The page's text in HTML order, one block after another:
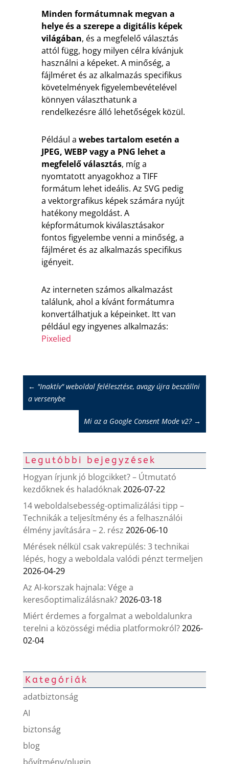
Minden formátumnak megvan a
helye és a szerepe a digitális képek
világában, és a megfelelő választás
attól függ, hogy milyen célra kívánjuk
használni a képeket. A minőség, a
fájlméret és az alkalmazás specifikus
követelmények figyelembevételével
könnyen választhatunk a
rendelkezésre álló lehetőségek közül.
Például a webes tartalom esetén a
JPEG, WEBP vagy a PNG lehet a
megfelelő választás, míg a
nyomtatott anyagokhoz a TIFF
formátum lehet ideális. Az SVG pedig
a vektorgrafikus képek számára nyújt
hatékony megoldást. A
képformátumok kiválasztásakor
fontos figyelembe venni a minőség, a
fájlméret és az alkalmazás specifikus
igényeit.
Az interneten számos alkalmazást
találunk, ahol a kívánt formátumra
konvertálhatjuk a képeinket. Itt van
például egy ingyenes alkalmazás:
Pixelied
← "Inaktív" weboldal felélesztése, avagy újra beszállni
a versenybe
Mi az a Google Consent Mode v2?→
Legutóbbi bejegyzések
Hogyan írjunk jó blogcikket? – Útmutató
kezdőknek és haladóknak2026-07-22
14 weboldalsebesség-optimalizálási tipp –
Technikák a teljesítmény és a felhasználói
élmény javítására – 2. rész 2026-06-10
Mérések nélkül csak vakrepülés: 3 technikai
lépés, hogy a weboldala valódi pénzt termeljen
2026-04-29
Az AI-korszak hajnala: Vége a
keresőoptimalizálásnak?2026-03-18
Miért érdemes a forgalmat a weboldalunkra
terelni a közösségi média platformokról?2026-
02-04
Kategóriák
adatbiztonság
AI
biztonság
blog
bővítmény/plugin